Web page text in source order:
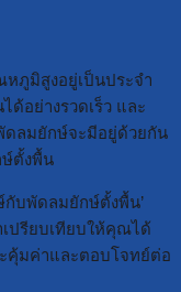
ภูมิสูงอยู่เป็นประจำ
อย่างรวดเร็ว และ
ดลมยักษ์จะมีอยู่ด้วยกัน
ตั้งพื้น
กับพัดลมยักษ์ตั้งพื้น’
เปรียบเทียบให้คุณได้
คุ้มค่าและตอบโจทย์ต่อ